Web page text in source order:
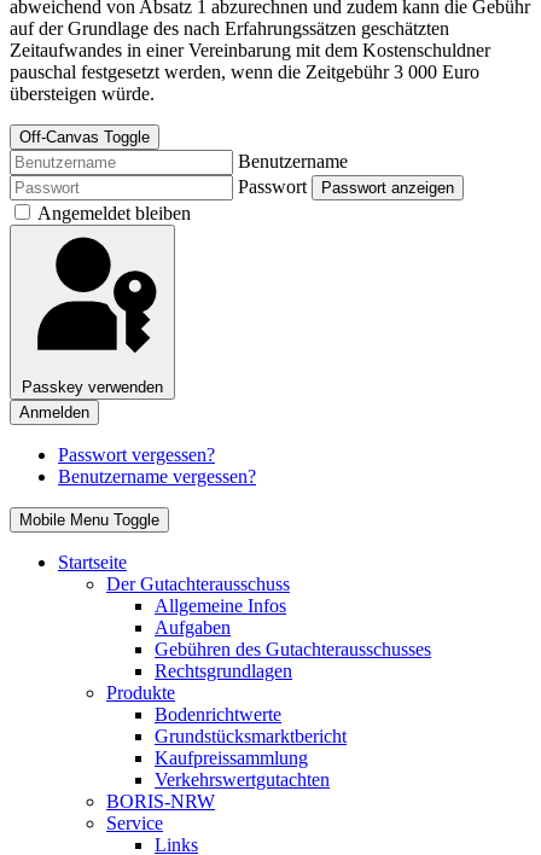
abweichend von Absatz 1 abzurechnen und zudem kann die Gebühr
auf der Grundlage des nach Erfahrungssätzen geschätzten
Zeitaufwandes in einer Vereinbarung mit dem Kostenschuldner
pauschal festgesetzt werden, wenn die Zeitgebühr 3 000 Euro
übersteigen würde.
Off-Canvas Toggle
Benutzername
Passwort
Passwort anzeigen
Angemeldet bleiben
Passkey verwenden
Anmelden
Passwort vergessen?
Benutzername vergessen?
Mobile Menu Toggle
Startseite
Der Gutachterausschuss
Allgemeine Infos
Aufgaben
Gebühren des Gutachterausschusses
Rechtsgrundlagen
Produkte
Bodenrichtwerte
Grundstücksmarktbericht
Kaufpreissammlung
Verkehrswertgutachten
BORIS-NRW
Service
Links